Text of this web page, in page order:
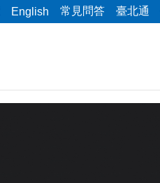
English 常見問答 臺北通